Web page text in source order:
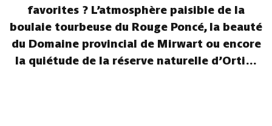
favorites ? L’atmosphère paisible de la
boulaie tourbeuse du Rouge Poncé, la beauté
du Domaine provincial de Mirwart ou encore
la quiétude de la réserve naturelle d’Orti…